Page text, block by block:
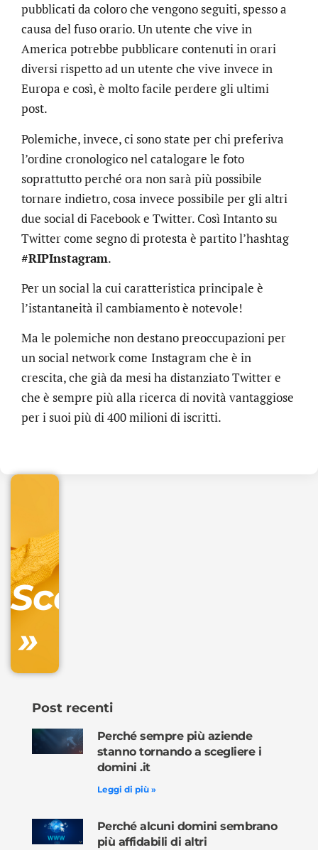
pubblicati da coloro che vengono seguiti, spesso a
causa del fuso orario. Un utente che vive in
America potrebbe pubblicare contenuti in orari
diversi rispetto ad un utente che vive invece in
Europa e così, è molto facile perdere gli ultimi
post.
Polemiche, invece, ci sono state per chi preferiva
l’ordine cronologico nel catalogare le foto
soprattutto perché ora non sarà più possibile
tornare indietro, cosa invece possibile per gli altri
due social di Facebook e Twitter. Così Intanto su
Twitter come segno di protesta è partito l’hashtag
#RIPInstagram.
Per un social la cui caratteristica principale è
l’istantaneità il cambiamento è notevole!
Ma le polemiche non destano preoccupazioni per
un social network come Instagram che è in
crescita, che già da mesi ha distanziato Twitter e
che è sempre più alla ricerca di novità vantaggiose
per i suoi più di 400 milioni di iscritti.
Scopri
»
.online
Post recenti
Perché sempre più aziende
stanno tornando a scegliere i
domini .it
Leggi di più »
Perché alcuni domini sembrano
più affidabili di altri